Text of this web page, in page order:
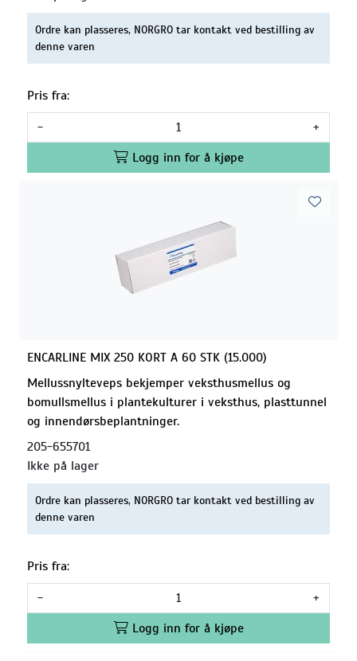
Ordre kan plasseres, NORGRO tar kontakt ved bestilling av
denne varen
Pris fra:
-
+
Logg inn for å kjøpe
ENCARLINE MIX 250 KORT A 60 STK (15.000)
Mellussnylteveps bekjemper veksthusmellus og
bomullsmellus i plantekulturer i veksthus, plasttunnel
og innendørsbeplantninger.
205-655701
Ikke på lager
Ordre kan plasseres, NORGRO tar kontakt ved bestilling av
denne varen
Pris fra:
-
+
Logg inn for å kjøpe